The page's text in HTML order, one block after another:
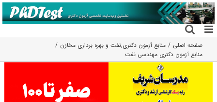
رفتن
به
محتوا
صفحه اصلی منابع آزمون دکتری,نفت و بهره برداری مخازن
منابع آزمون دکتری مهندسی نفت